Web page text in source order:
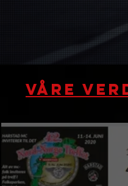
Våre
Link